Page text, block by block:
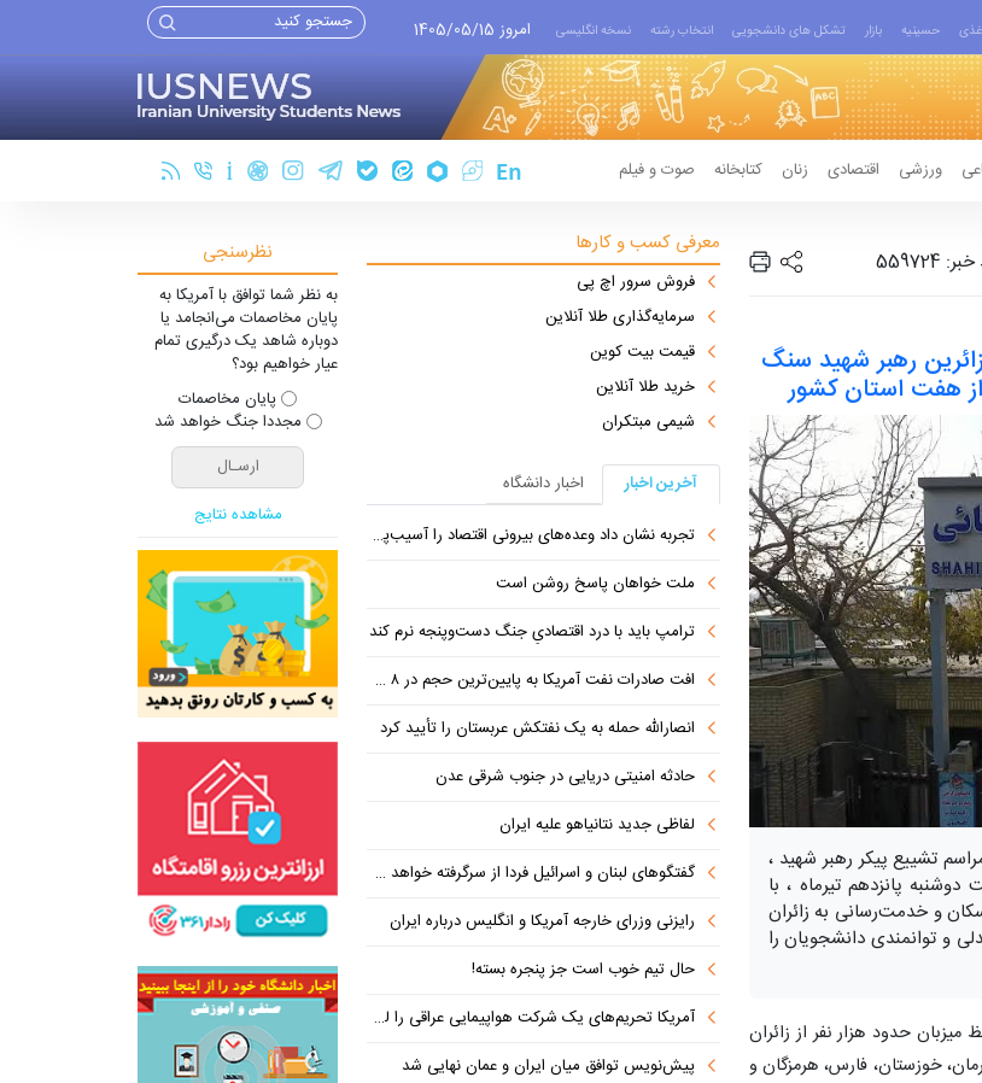
حسینیه بازار تشکل های دانشجویی انتخاب رشته نسخه انگلیسی امروز 1405/05/15
ورزشی اقتصادی زنان کتابخانه صوت و فیلم
559724
رهبر شهید سنگ
از هفت استان کشور
تشییع پیکر رهبر شهید ،
پانزدهم تیرماه ، با
و خدمت‌رسانی به زائران
و توانمندی دانشجویان را
حدود هزار نفر از زائران
خوزستان، فارس، هرمزگان و
معرفی کسب و کارها
فروش سرور اچ پی
سرمایه‌گذاری طلا آنلاین
قیمت بیت کوین
خرید طلا آنلاین
شیمی مبتکران
آخرین اخبار
اخبار دانشگاه
تجربه نشان داد وعده‌های بیرونی اقتصاد را آسیب‌پذیرتر می‌کند
ملت خواهان پاسخ روشن است
ترامپ باید با درد اقتصادیِ جنگ دست‌و‌پنجه نرم کند
افت صادرات نفت آمریکا به پایین‌ترین حجم در ۸ ماه اخیر
انصارالله حمله به یک نفتکش عربستان را تأیید کرد
حادثه امنیتی دریایی در جنوب شرقی عدن
لفاظی جدید نتانیاهو علیه ایران
گفتگوهای لبنان و اسرائیل فردا از سرگرفته خواهد شد!
رایزنی وزرای خارجه آمریکا و انگلیس درباره ایران
حال تیم خوب است جز پنجره بسته!
آمریکا تحریم‌های یک شرکت هواپیمایی عراقی را لغو کرد
پیش‌نویس توافق میان ایران و عمان نهایی شد
نظرسنجی
به نظر شما توافق با آمریکا به
پایان مخاصمات می‌انجامد یا
دوباره شاهد یک درگیری تمام
عیار خواهیم بود؟
پایان مخاصمات
مجددا جنگ خواهد شد
مشاهده نتایج